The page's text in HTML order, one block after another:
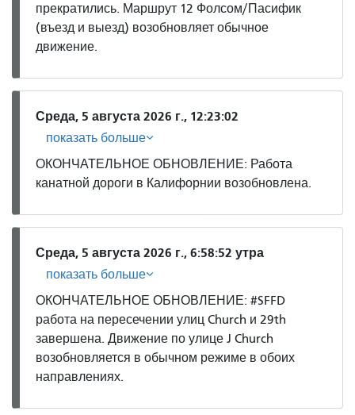
прекратились. Маршрут 12 Фолсом/Пасифик
(въезд и выезд) возобновляет обычное
движение.
Среда, 5 августа 2026 г., 12:23:02
показать больше
ОКОНЧАТЕЛЬНОЕ ОБНОВЛЕНИЕ: Работа
канатной дороги в Калифорнии возобновлена.
Среда, 5 августа 2026 г., 6:58:52 утра
показать больше
ОКОНЧАТЕЛЬНОЕ ОБНОВЛЕНИЕ: #SFFD
работа на пересечении улиц Church и 29th
завершена. Движение по улице J Church
возобновляется в обычном режиме в обоих
направлениях.